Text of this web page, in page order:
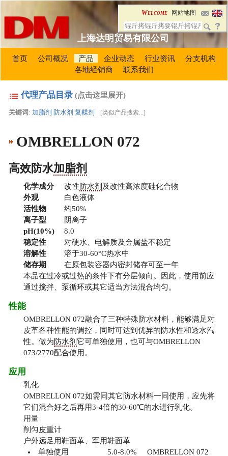
上海达明贸易有限公司
Welcome 网站地图
首页 公司概况 产品 企业动态 行业资讯
分支机构
各地经销商
联系我们
代理产品目录 (点击这里展开)
关键词 : 加脂剂 防水剂 复鞣剂 [类似产品搜索...]
OMBRELLON 072
高效防水加脂剂
化学成分 改性防水剂 及改性高浓度硅化合物
外观
白色液体
活性物
约50%
离子型
阴离子
pH(10%)
8.0
稳定性
对硬水、电解质及金属盐不稳定
溶解性
溶于30-60°C热水中
储存期
在原包装容器内密封储存可至一年
本品在过冷或过热的条件下有分层倾向。因此，使用前应
通过搅拌、泵循环或其它适当方法混合均匀。
性能
OMBRELLON 072融合了三种特殊防水材料，能够满足对
皮革各种性能的调控，同时可达到优异的防水性和透水汽
性。做为防水剂它可单独使用，也可与OMBRELLON
073/2770配合使用。
应用
乳化
OMBRELLON 072如需同其它防水材料一同使用，应先将
它们混合好之后再用3-4倍的30-60℃的水进行乳化。
用量
削匀皮重计
户外远足用鞋面革、军用鞋面革
单独使用 5.0-8.0% OMBRELLON 072